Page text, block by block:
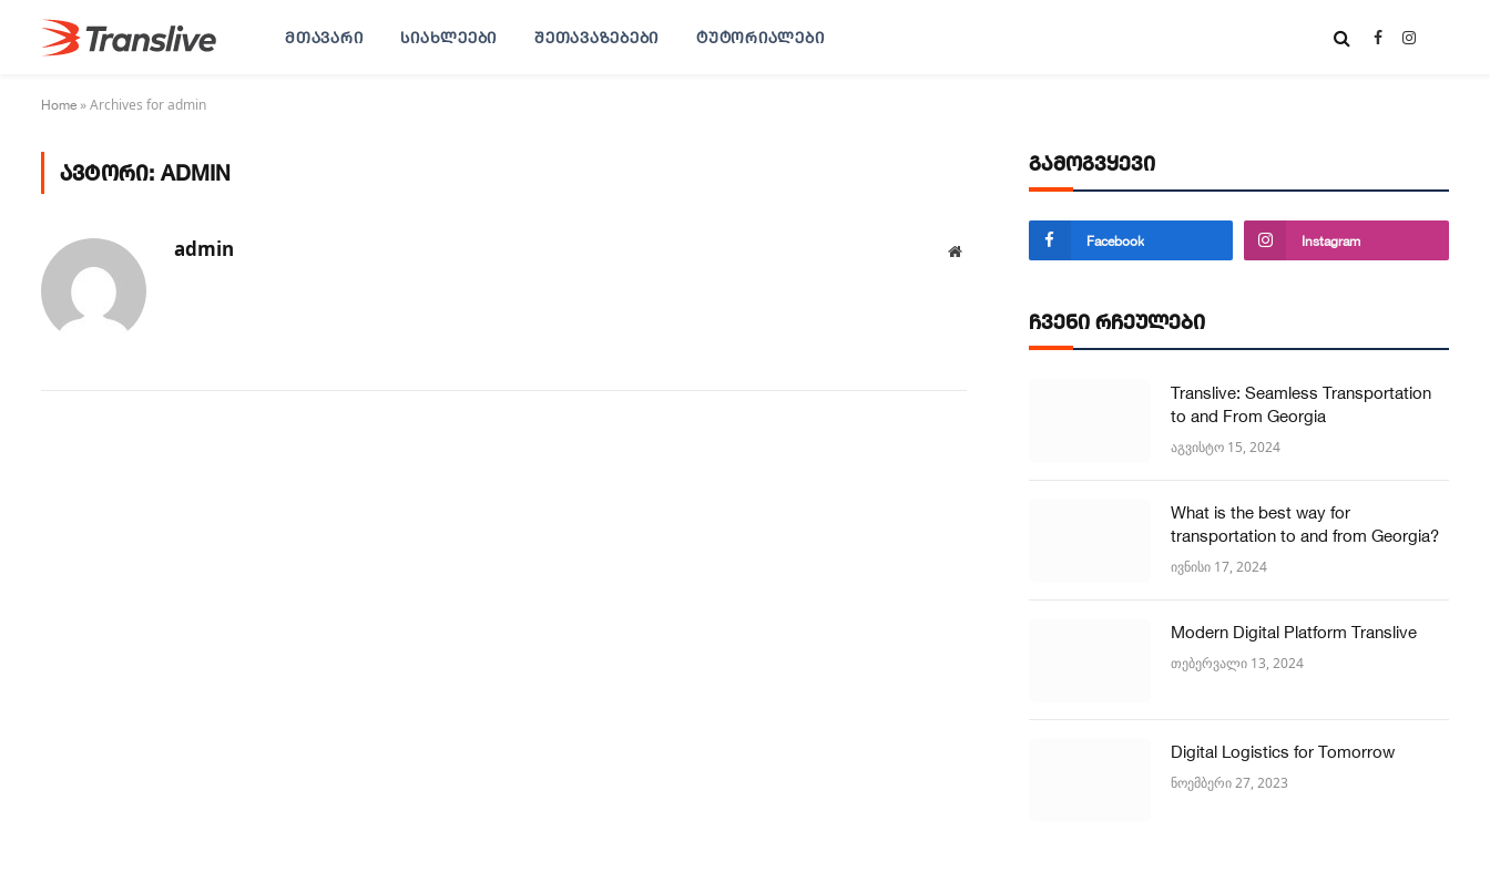
ᲛᲗᲐᲕᲐᲠᲘ ᲡᲘᲐᲮᲚᲔᲔᲑᲘ ᲨᲔᲗᲐᲕᲐᲖᲔᲑᲔᲑᲘ ᲢᲣᲢᲝᲠᲘᲐᲚᲔᲑᲘ
FacebookInstagram
Home »Archives for admin
ᲐᲕᲢᲝᲠᲘ: ADMIN
admin Website
გამოგვყევი
Facebook Instagram
ჩვენი რჩეულები
Translive: Seamless Transportation
to and From Georgia
აგვისტო 15, 2024
What is the best way for
transportation to and from Georgia?
ივნისი 17, 2024
Modern Digital Platform Translive
თებერვალი 13, 2024
Digital Logistics for Tomorrow
ნოემბერი 27, 2023